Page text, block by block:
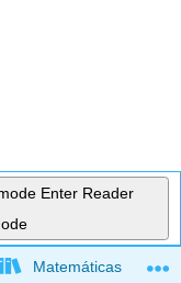
Enter Reader
global
Matemáticas